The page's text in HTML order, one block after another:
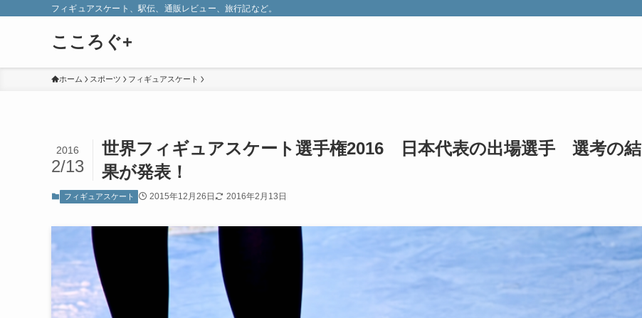
フィギュアスケート、駅伝、通販レビュー、旅行記など。
こころぐ+
ホーム スポーツ フィギュアスケート
世界フィギュアスケート選手権2016 日本代表の出場選手 選考の結
果が発表！
2016
2/13
フィギュアスケート 2015年12月26日 2016年2月13日